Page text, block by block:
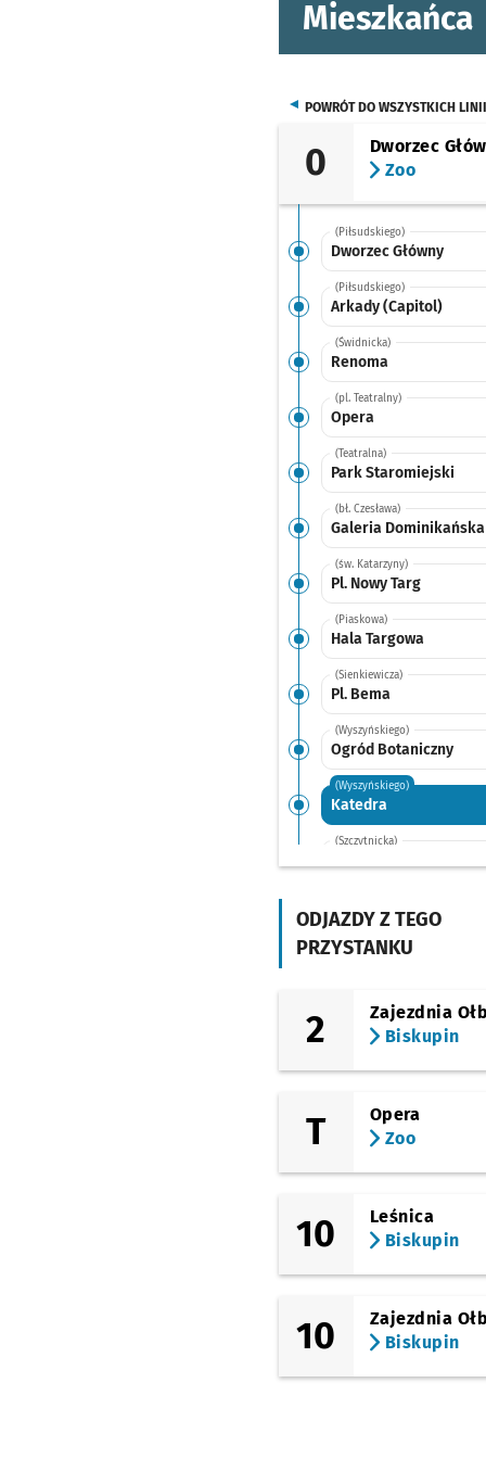
Mieszkańca
POWRÓT DO WSZYSTKICH LINII
0
Dworzec
Zoo
(Piłsudskiego)
Dworzec Główny
(Piłsudskiego)
Arkady (Capitol)
(Świdnicka)
Renoma
(pl. Teatralny)
Opera
(Teatralna)
Park Staromiejski
(bł. Czesława)
Galeria Dominikańska
(św. Katarzyny)
Pl. Nowy Targ
(Piaskowa)
Hala Targowa
(Sienkiewicza)
Pl. Bema
(Wyszyńskiego)
Ogród Botaniczny
(Wyszyńskiego)
Katedra
(Szczytnicka)
Pl. Grunwaldzki
(Curie-Skłodowskiej)
(Wróblewskiego)
Hala Stulecia
ODJAZDY Z TEGO
PRZYSTANKU
2
Zajezdnia
Biskupin
T
Opera
Zoo
10
Leśnica
Biskupin
10
Zajezdnia
Biskupin